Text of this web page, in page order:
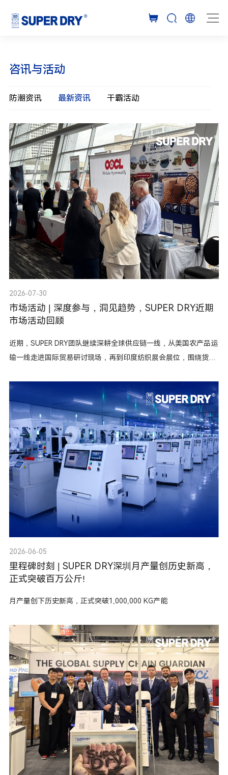
防潮资讯
最新资讯
干霸活动
咨讯与活动
防潮资讯 最新资讯 干霸活动
2026-07-30
市场活动 | 深度参与，洞见趋势，SUPER DRY近期
市场活动回顾
近期，SUPER DRY团队继续深耕全球供应链一线，从美国农产品运
输一线走进国际贸易研讨现场，再到印度纺织展会展位，围绕货物
时刻！
2026-06-05
里程碑时刻 | SUPER DRY深圳月产量创历史新高，
正式突破百万公斤!
月产量创下历史新高，正式突破1,000,000 KG产能